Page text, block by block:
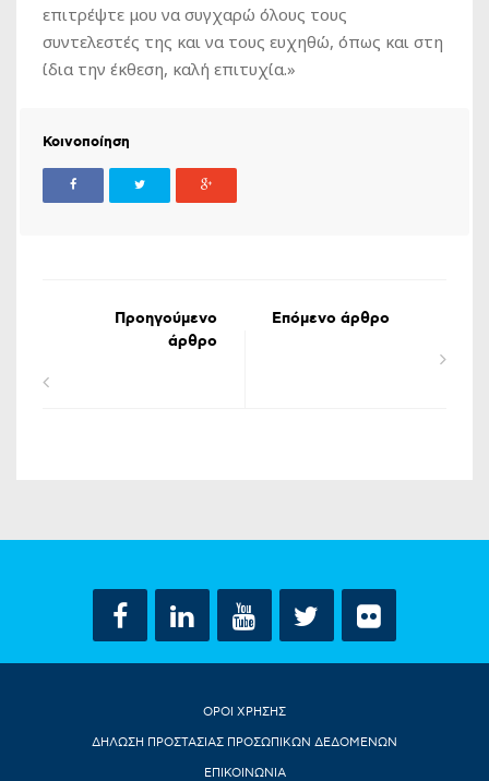
επιτρέψτε μου να συγχαρώ όλους τους
συντελεστές της και να τους ευχηθώ, όπως και στη
ίδια την έκθεση, καλή επιτυχία.»
Κοινοποίηση
Προηγούμενο
άρθρο
Επόμενο άρθρο
ΟΡΟΙ ΧΡΗΣΗΣ
ΔΗΛΩΣΗ ΠΡΟΣΤΑΣΙΑΣ ΠΡΟΣΩΠΙΚΩΝ ΔΕΔΟΜΕΝΩΝ
ΕΠΙΚΟΙΝΩΝΙΑ